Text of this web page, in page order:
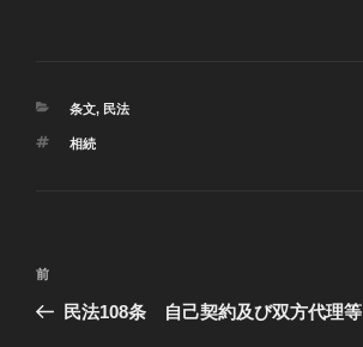
カ
ゴ
条文, 民法
タ
相続
投
過
去
前
民法108条 自己契約及び双方代理等